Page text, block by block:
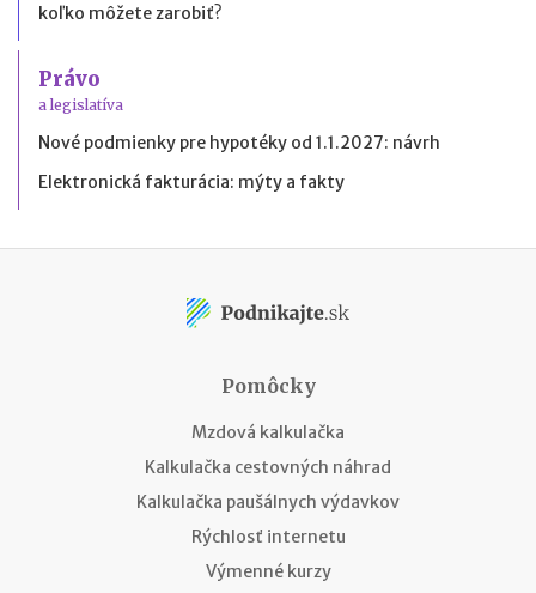
koľko môžete zarobiť?
Právo
a legislatíva
Nové podmienky pre hypotéky od 1.1.2027: návrh
Elektronická fakturácia: mýty a fakty
Pomôcky
Mzdová kalkulačka
Kalkulačka cestovných náhrad
Kalkulačka paušálnych výdavkov
Rýchlosť internetu
Výmenné kurzy